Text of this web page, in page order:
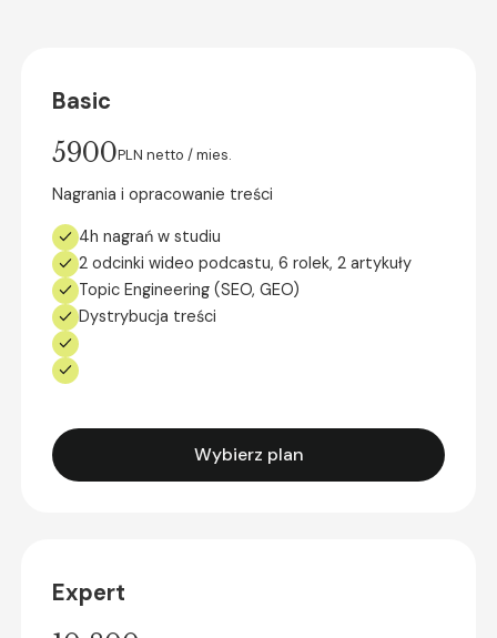
Basic
5900PLN netto / mies.
Nagrania i opracowanie treści
4h nagrań w studiu
2 odcinki wideo podcastu, 6 rolek, 2 artykuły
Topic Engineering (SEO, GEO)
Dystrybucja treści
Wybierz plan
Expert